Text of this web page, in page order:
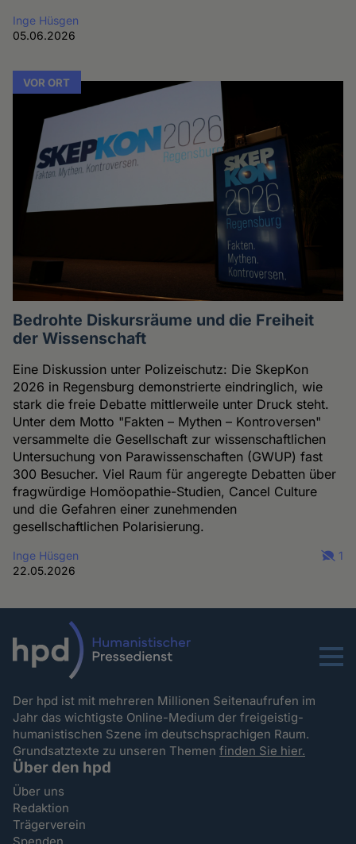
Inge Hüsgen
05.06.2026
VOR ORT
Bedrohte Diskursräume und die Freiheit
der Wissenschaft
Eine Diskussion unter Polizeischutz: Die SkepKon
2026 in Regensburg demonstrierte eindringlich, wie
stark die freie Debatte mittlerweile unter Druck steht.
Unter dem Motto "Fakten – Mythen – Kontroversen"
versammelte die Gesellschaft zur wissenschaftlichen
Untersuchung von Parawissenschaften (GWUP) fast
300 Besucher. Viel Raum für angeregte Debatten über
fragwürdige Homöopathie-Studien, Cancel Culture
und die Gefahren einer zunehmenden
gesellschaftlichen Polarisierung.
Inge Hüsgen
22.05.2026
1
Menu
Der hpd ist mit mehreren Millionen Seitenaufrufen im
Jahr das wichtigste Online-Medium der freigeistig-
humanistischen Szene im deutschsprachigen Raum.
Grundsatztexte zu unseren Themenfinden Sie hier.
Über den hpd
Über uns
Redaktion
Trägerverein